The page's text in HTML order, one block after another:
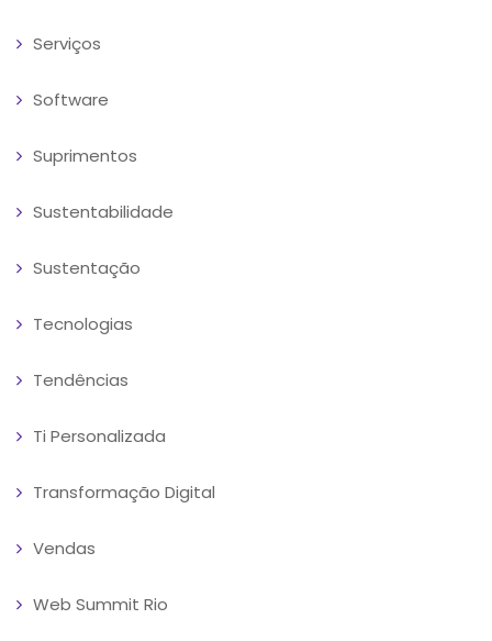
Serviços
Software
Suprimentos
Sustentabilidade
Sustentação
Tecnologias
Tendências
Ti Personalizada
Transformação Digital
Vendas
Web Summit Rio